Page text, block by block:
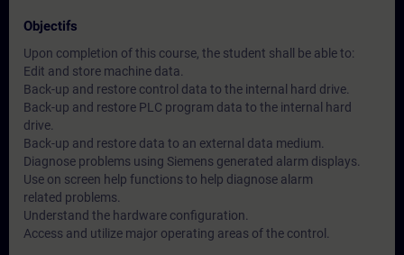
Objectifs
Upon completion of this course, the student shall be able to:
Edit and store machine data.
Back-up and restore control data to the internal hard drive.
Back-up and restore PLC program data to the internal hard
drive.
Back-up and restore data to an external data medium.
Diagnose problems using Siemens generated alarm displays.
Use on screen help functions to help diagnose alarm
related problems.
Understand the hardware configuration.
Access and utilize major operating areas of the control.